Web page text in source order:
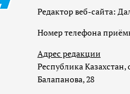
Редактор веб-сайта:
Номер телефона
Адрес редакции
Республика Казахстан,
Балапанова, 28